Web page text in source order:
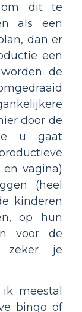
om dit te
als een
dan er
een
de
door de
u gaat
vagina)
(heel
kinderen
op hun
voor de
zeker je
meestal
bingo of